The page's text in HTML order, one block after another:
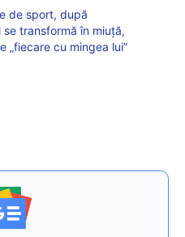
de sport, după
transformă în miuță,
„fiecare cu mingea lui”